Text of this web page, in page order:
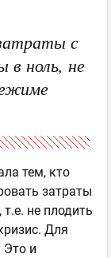
с
ноль, не
тем, кто
затраты
не плодить
Для
Это и